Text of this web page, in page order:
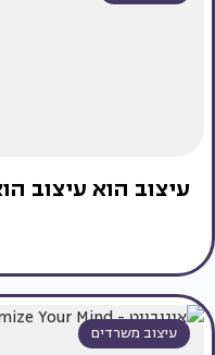
עיצוב הוא עיצוב
עיצוב משרדים